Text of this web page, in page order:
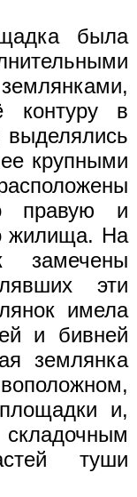
была
контуру в
крупными
правую и
жилища. На
замечены
эти
имела
и бивней
землянка
и,
туши